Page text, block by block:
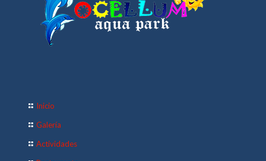
Inicio
Galería
Actividades